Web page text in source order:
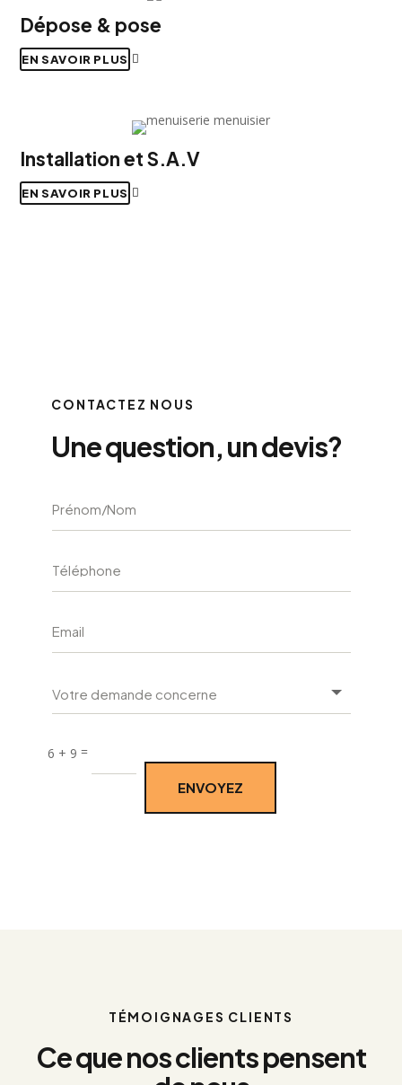
Dépose & pose
EN SAVOIR PLUS
Installation et S.A.V
EN SAVOIR PLUS
CONTACTEZ NOUS
Une question, un devis?
6 + 9 =
ENVOYEZ
TÉMOIGNAGES CLIENTS
Ce que nos clients pensent